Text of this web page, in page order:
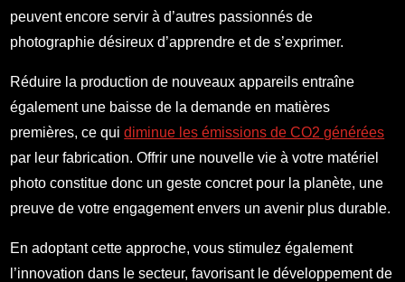
peuvent encore servir à d’autres passionnés de
photographie désireux d’apprendre et de s’exprimer.
Réduire la production de nouveaux appareils entraîne
également une baisse de la demande en matières
premières, ce quidiminue les émissions de CO2 générées
par leur fabrication. Offrir une nouvelle vie à votre matériel
photo constitue donc un geste concret pour la planète, une
preuve de votre engagement envers un avenir plus durable.
En adoptant cette approche, vous stimulez également
l’innovation dans le secteur, favorisant le développement de